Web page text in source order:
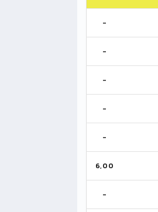
-
-
-
-
-
6,00
-